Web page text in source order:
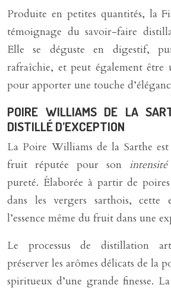
Produite en petites quantités, la
témoignage du savoir-faire
Elle se déguste en digestif,
rafraîchie, et peut également être
pour apporter une touche
POIRE WILLIAMS DE LA
DISTILLÉ D’EXCEPTION
La Poire Williams de la Sarthe
fruit réputée pour son intensité
pureté. Élaborée à partir de
dans les vergers sarthois, cette
l’essence même du fruit dans une
Le processus de distillation
préserver les arômes délicats de la
spiritueux d’une grande finesse.